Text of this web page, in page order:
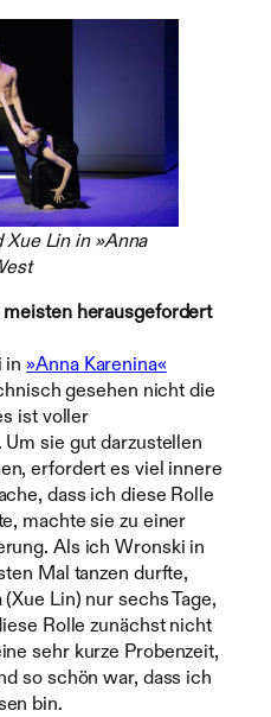
Lin in »Anna
herausgefordert
in »Anna Karenina«
gesehen nicht die
ist voller
sie gut darzustellen
erfordert es viel innere
dass ich diese Rolle
machte sie zu einer
Als ich Wronski in
Mal tanzen durfte,
Lin) nur sechs Tage,
Rolle zunächst nicht
sehr kurze Probenzeit,
so schön war, dass ich
bin.